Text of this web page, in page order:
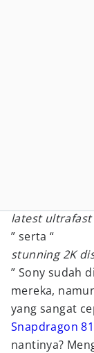
latest
” serta “
stunning 2K
” Sony sudah
mereka,
yang sangat
Snapdragon
nantinya?